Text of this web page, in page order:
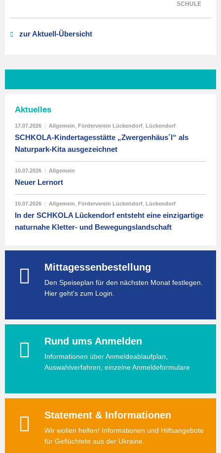
SCHULE
zur Aktuell-Übersicht
Aktuelles
17.07.2026 | Allgemein Förderverein Lückendorf Lückendorf
SCHKOLA-Kindertagesstätte „Zwergenhäus´l“ als
Naturpark-Kita ausgezeichnet
10.07.2026 | Allgemein
Neuer Lernort
10.07.2026 | Allgemein Förderverein Lückendorf Lückendorf
In der SCHKOLA Lückendorf entsteht eine einzigartige
naturnahe Kletter- und Bewegungslandschaft
Mittagessenbestellung
Den Speiseplan für den nächsten Monat festlegen.
Hier geht's zum Login.
Rund ums Anmelden
Informationen über Anmeldeablaufplan,
Auswahlverfahren, einzelne Anmeldeformulare
Statement & Informationen
Wir wollen helfen! Informationen und Hilfsangebote
für Geflüchtete aus der Ukraine.